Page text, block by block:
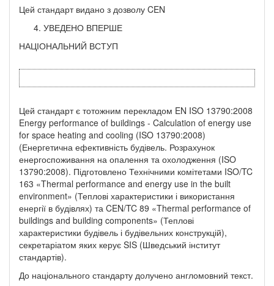
Цей стандарт видано з дозволу CEN
УВЕДЕНО ВПЕРШЕ
НАЦІОНАЛЬНИЙ ВСТУП
Цей стандарт є тотожним перекладом EN ISO 13790:2008
Energy performance of buildings - Calculation of energy use
for space heating and cooling (ISO 13790:2008)
(Енергетична ефективність будівель. Розрахунок
енергоспоживання на опалення та охолодження (ISO
13790:2008). Підготовлено Технічними комітетами ISO/TC
163 «Thermal performance and energy use in the built
environment» (Теплові характеристики і використання
енергії в будівлях) та CEN/TC 89 «Thermal performance of
buildings and building components» (Теплові
характеристики будівель і будівельних конструкцій),
секретаріатом яких керує SIS (Шведський інститут
стандартів).
До національного стандарту долучено англомовний текст.